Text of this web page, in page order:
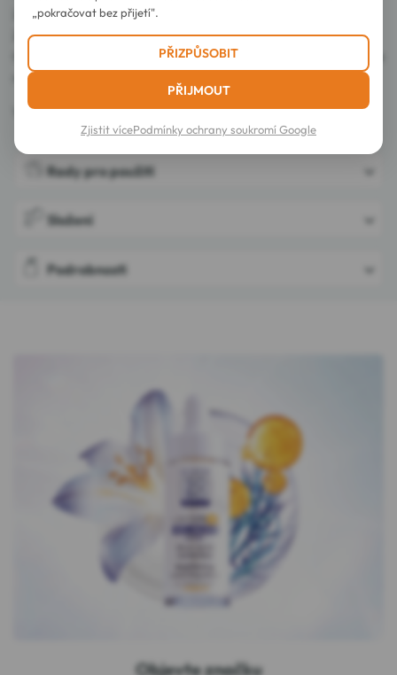
20% celkového složení pochází z ekologického zemědělství.
Zbývající 1% slouží k řádné konzervaci produktu.
Cosmos Organic certifikováno Ecocert Greenlife podle
referenčních norem Cosmos.
Vyrobeno ve Francii.
Rady pro použití
Složení
Podrobnosti
Objevte značku
„pokračovat bez přijetí".
PŘIZPŮSOBIT
PŘIJMOUT
Zjistit vícePodmínky ochrany soukromí Google